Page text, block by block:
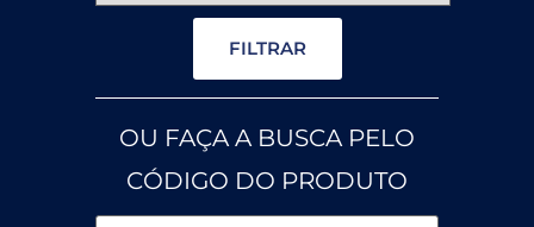
FILTRAR
OU FAÇA A BUSCA PELO
CÓDIGO DO PRODUTO